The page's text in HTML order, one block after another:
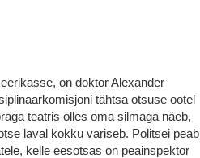
on doktor Alexander
tähtsa otsuse ootel
teatris olles oma silmaga näeb,
laval kokku variseb. Politsei peab
kelle eesotsas on peainspektor